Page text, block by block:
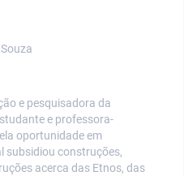
e pesquisadora da
e professora-
oportunidade em
subsidiou construções,
acerca das Etnos, das